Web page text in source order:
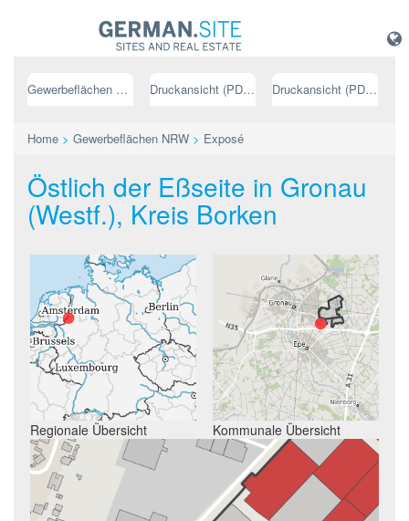
Gewerbeflächen NRW Druckansicht (PDF) // deutsch Druckansicht (PDF) // englisch
Home > Gewerbeflächen NRW > Exposé
Östlich der Eßseite in Gronau
(Westf.), Kreis Borken
Regionale Übersicht Kommunale Übersicht